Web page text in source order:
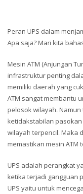
Peran UPS dalam
Apa saja? Mari kita
Mesin ATM (Anjungan
infrastruktur penting
memiliki daerah yang
ATM sangat membantu
pelosok wilayah.
ketidakstabilan
wilayah terpencil. Maka
memastikan mesin ATM
UPS adalah perangkat
ketika terjadi gangguan
UPS yaitu untuk